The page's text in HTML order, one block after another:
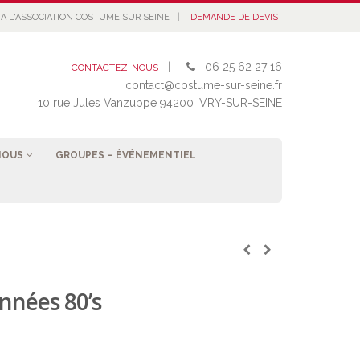
L'ASSOCIATION COSTUME SUR SEINE DEMANDE DE DEVIS
CONTACTEZ-NOUS
06 25 62 27 16
contact@costume-sur-seine.fr
10 rue Jules Vanzuppe 94200 IVRY-SUR-SEINE
GROUPES – ÉVÉNEMENTIEL
80’s